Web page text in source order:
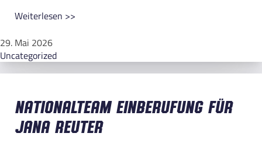
Weiterlesen >>
29. Mai 2026
Uncategorized
Nationalteam Einberufung für
Jana Reuter